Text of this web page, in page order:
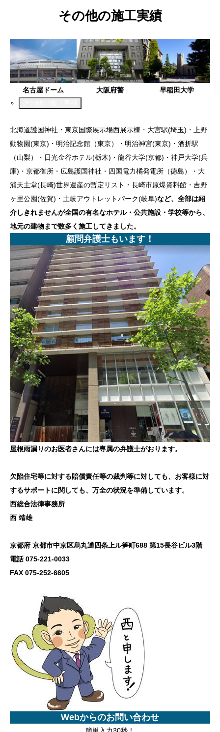
その他の施工実績
名古屋ドーム 大阪府警
早稲田大学
北海道護国神社・東京国際展示場西展示棟・大宮駅(埼玉)・上野
動物園(東京)・明治記念館（東京）・明治神宮(東京)・酒折駅
（山梨）・日光金谷ホテル(栃木)・龍谷大学(京都)・神戸大学(兵
庫)・京都御所・広島護国神社・四国電力橘発電所（徳島）・大
浦天主堂(長崎)世界遺産の暫定リスト・長崎市原爆資料館・吉野
ヶ里公園(佐賀)・土岐アウトレットパーク(岐阜)など、全部は紹
介しきれませんが全国の有名なホテル・公共施設・学校等から、
地元の建物まで数多く施工してきました。
顧問弁護士もいます！
屋根雨漏りのお医者さんには専属の弁護士がおります。
欠陥住宅等に対する賠償責任等の裁判等に対しても、お客様に対
するサポートに関しても、万全の状況を準備しています。
西総合法律事務所
西 靖雄
京都府 京都市中京区烏丸通四条上ル笋町688 第15長谷ビル3階
電話 075-221-0033
FAX 075-252-6605
Webからのお問い合わせ
簡単入力30秒！